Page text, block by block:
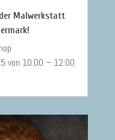
Malwerkstatt
von 10:00 – 12:00